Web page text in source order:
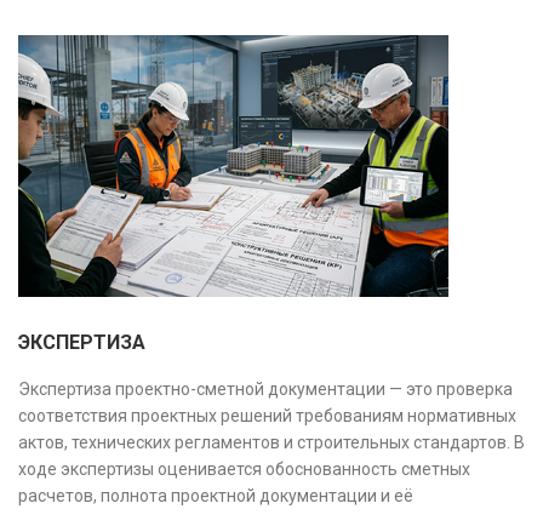
качества строительства, подготовки к реконструкции,
оценки рисков и судебных разбирательств.
Результатом является официальное техническое
заключение, имеющее юридическую силу.
ЭКСПЕРТИЗА
Экспертиза проектно-сметной документации — это проверка
соответствия проектных решений требованиям нормативных
актов, технических регламентов и строительных стандартов. В
ходе экспертизы оценивается обоснованность сметных
расчетов, полнота проектной документации и её